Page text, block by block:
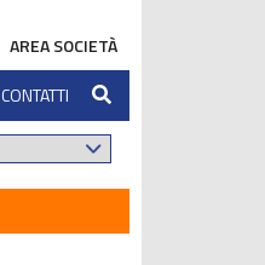
AREA SOCIETÀ
CONTATTI